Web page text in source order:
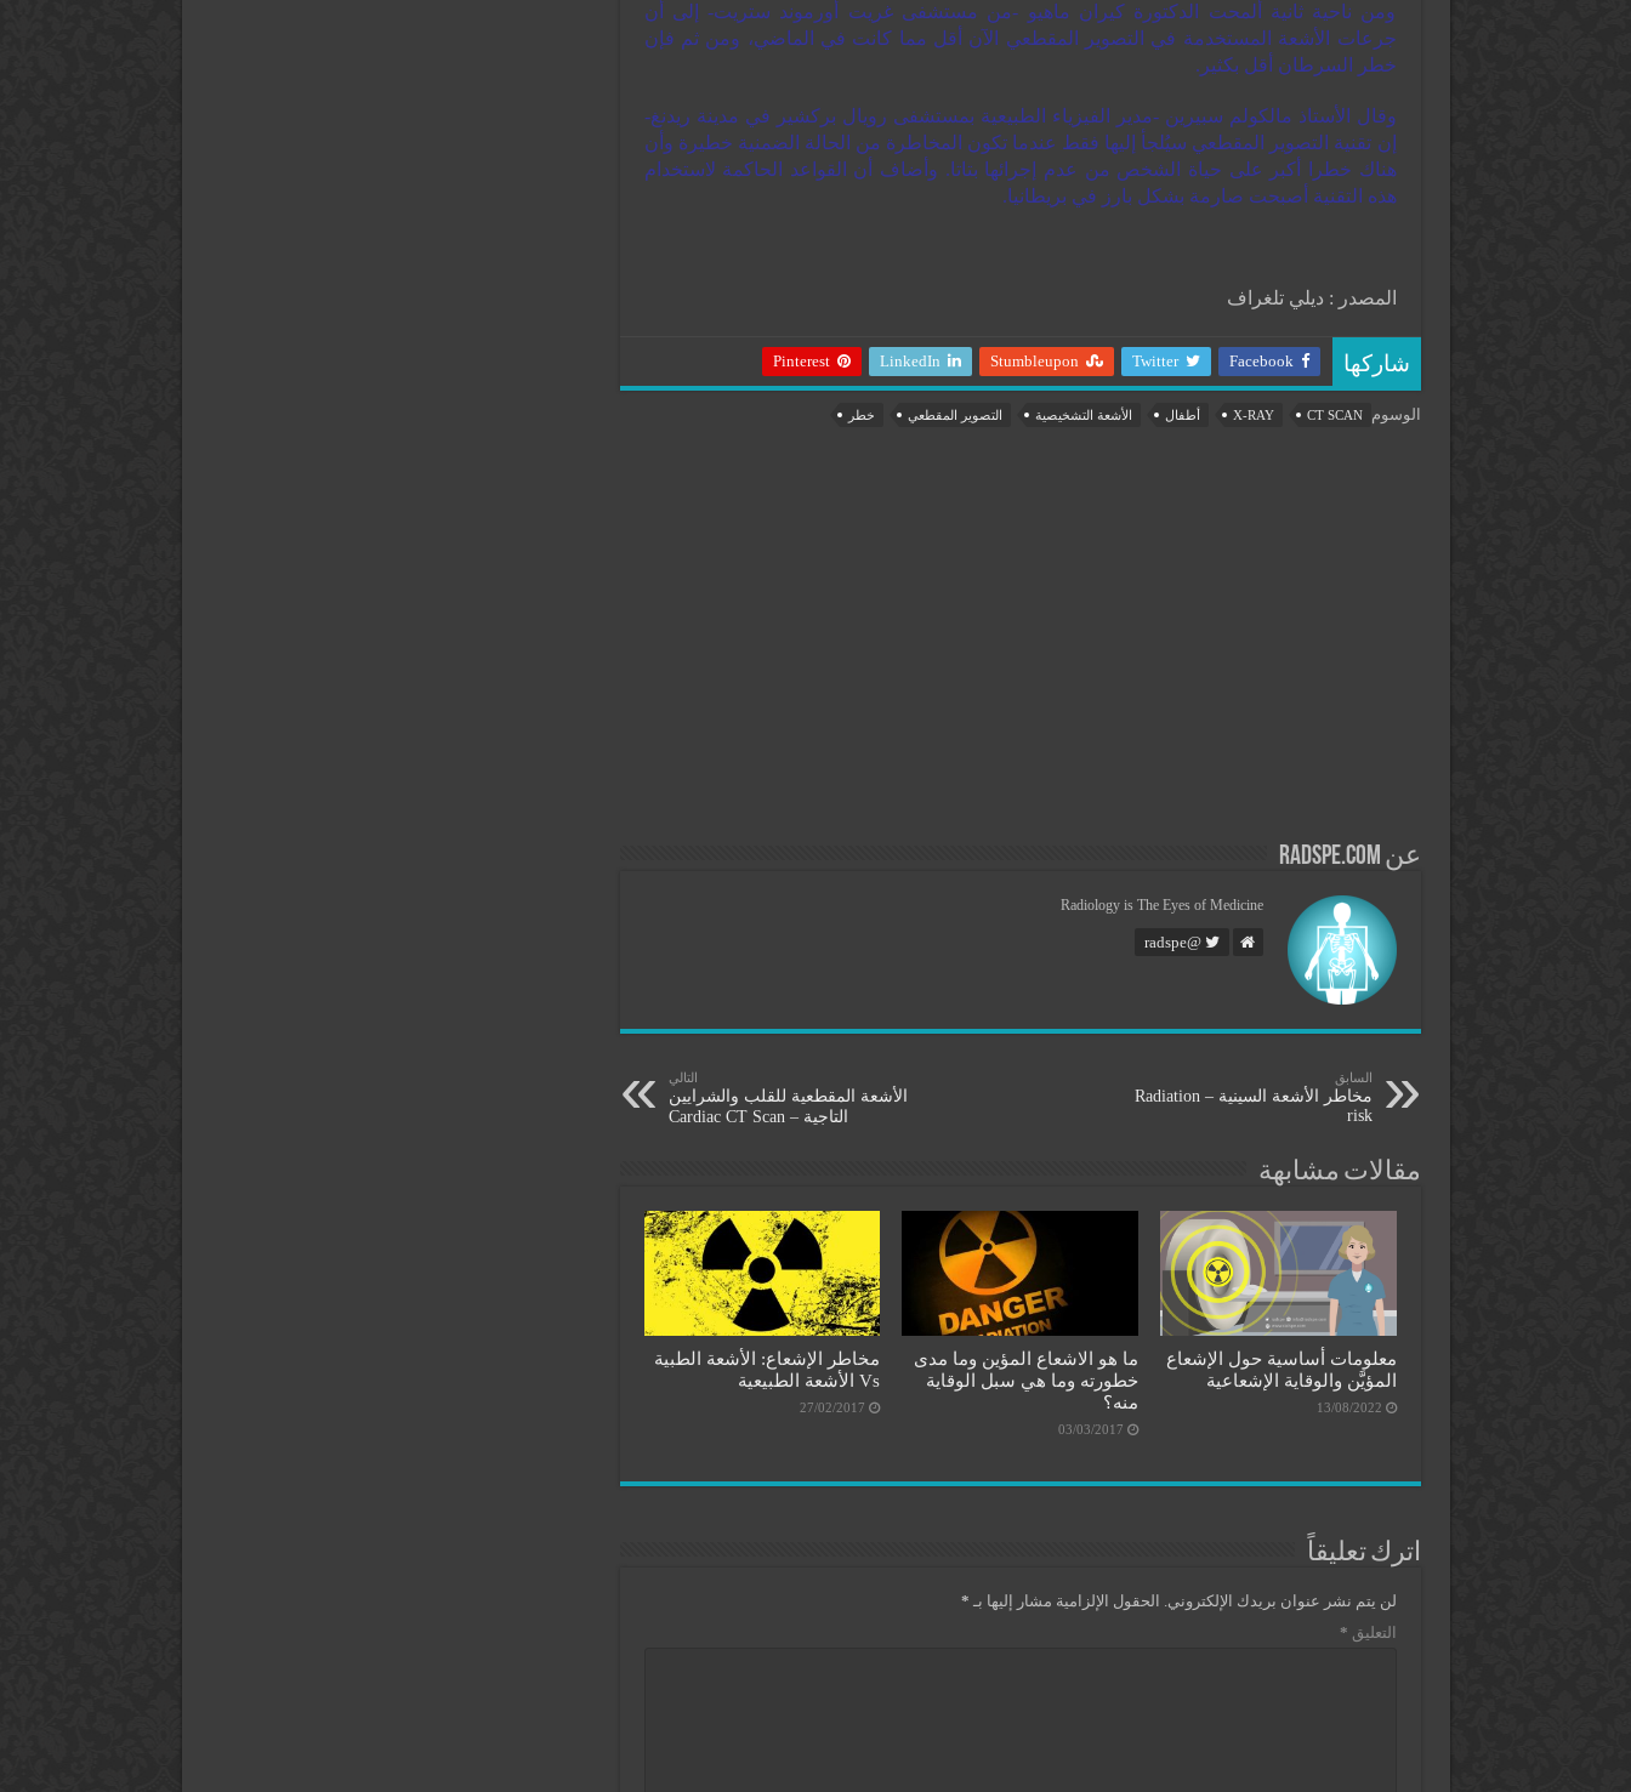
ومن ناحية ثانية ألمحت الدكتورة كيران ماهيو -من مستشفى غريت أورموند ستريت- إلى أن
جرعات الأشعة المستخدمة في التصوير المقطعي الآن أقل مما كانت في الماضي، ومن ثم فإن
خطر السرطان أقل بكثير.
وقال الأستاذ مالكولم سبيرين -مدير الفيزياء الطبيعية بمستشفى رويال بركشير في مدينة ريدنغ-
إن تقنية التصوير المقطعي سيُلجأ إليها فقط عندما تكون المخاطرة من الحالة الضمنية خطيرة وأن
هناك خطرا أكبر على حياة الشخص من عدم إجرائها بتاتا. وأضاف أن القواعد الحاكمة لاستخدام
هذه التقنية أصبحت صارمة بشكل بارز في بريطانيا.
المصدر : ديلي تلغراف
شاركها Facebook
Twitter
Stumbleupon
LinkedIn
Pinterest
الوسوم CT SCAN
X-RAY أطفال الأشعة التشخيصية التصوير المقطعي خطر
عن radspe.com
Radiology is The Eyes of Medicine
@radspe
السابق
مخاطر الأشعة السينية – Radiation
risk
التالي
الأشعة المقطعية للقلب والشرايين
التاجية – Cardiac CT Scan
مقالات مشابهة
معلومات أساسية حول الإشعاع
المؤيَّن والوقاية الإشعاعية
13/08/2022
ما هو الاشعاع المؤين وما مدى
خطورته وما هي سبل الوقاية
منه؟
03/03/2017
مخاطر الإشعاع: الأشعة الطبية
Vs الأشعة الطبيعية
27/02/2017
اترك تعليقاً
لن يتم نشر عنوان بريدك الإلكتروني. الحقول الإلزامية مشار إليها بـ *
التعليق *